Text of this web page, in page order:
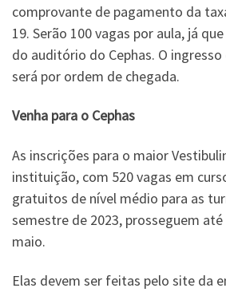
comprovante de pagamento da
19. Serão 100 vagas por aula, já
do auditório do Cephas. O
será por ordem de chegada.
Venha para o Cephas
As inscrições para o maior
instituição, com 520 vagas em
gratuitos de nível médio para as
semestre de 2023, prosseguem
maio.
Elas devem ser feitas pelo site da